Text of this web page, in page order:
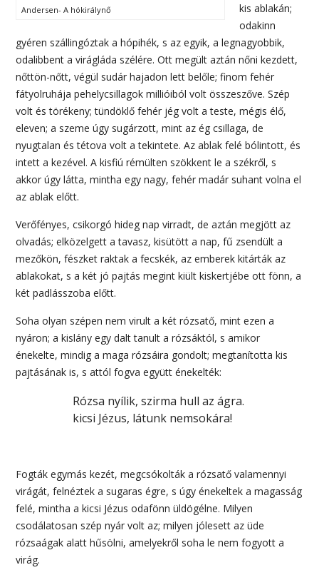
Andersen- A hókirálynő
kis ablakán;
odakinn
gyéren szállingóztak a hópihék, s az egyik, a legnagyobbik,
odalibbent a virágláda szélére. Ott megült aztán nőni kezdett,
nőttön-nőtt, végül sudár hajadon lett belőle; finom fehér
fátyolruhája pehelycsillagok millióiból volt összeszőve. Szép
volt és törékeny; tündöklő fehér jég volt a teste, mégis élő,
eleven; a szeme úgy sugárzott, mint az ég csillaga, de
nyugtalan és tétova volt a tekintete. Az ablak felé bólintott, és
intett a kezével. A kisfiú rémülten szökkent le a székről, s
akkor úgy látta, mintha egy nagy, fehér madár suhant volna el
az ablak előtt.
Verőfényes, csikorgó hideg nap virradt, de aztán megjött az
olvadás; elközelgett a tavasz, kisütött a nap, fű zsendült a
mezőkön, fészket raktak a fecskék, az emberek kitárták az
ablakokat, s a két jó pajtás megint kiült kiskertjébe ott fönn, a
két padlásszoba előtt.
Soha olyan szépen nem virult a két rózsatő, mint ezen a
nyáron; a kislány egy dalt tanult a rózsáktól, s amikor
énekelte, mindig a maga rózsáira gondolt; megtanította kis
pajtásának is, s attól fogva együtt énekelték:
Rózsa nyílik, szirma hull az ágra.
kicsi Jézus, látunk nemsokára!
Fogták egymás kezét, megcsókolták a rózsatő valamennyi
virágát, felnéztek a sugaras égre, s úgy énekeltek a magasság
felé, mintha a kicsi Jézus odafönn üldögélne. Milyen
csodálatosan szép nyár volt az; milyen jólesett az üde
rózsaágak alatt hűsölni, amelyekről soha le nem fogyott a
virág.